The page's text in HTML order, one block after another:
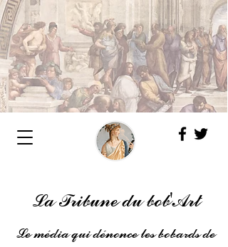
La Tribune du bob'Art
Le média qui dénonce les bobards de